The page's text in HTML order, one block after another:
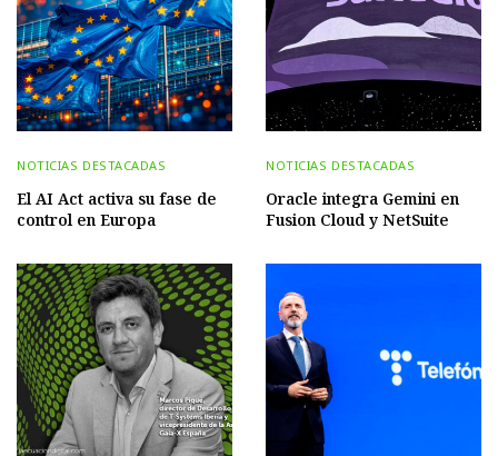
NOTICIAS DESTACADAS
El AI Act activa su fase de
control en Europa
NOTICIAS DESTACADAS
Oracle integra Gemini en
Fusion Cloud y NetSuite